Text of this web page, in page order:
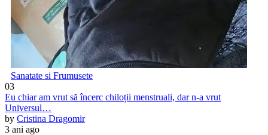
Sanatate si Frumusete
03
Eu chiar am vrut să încerc chiloții menstruali, dar n-a vrut
Universul…
by Cristina Dragomir
3 ani ago